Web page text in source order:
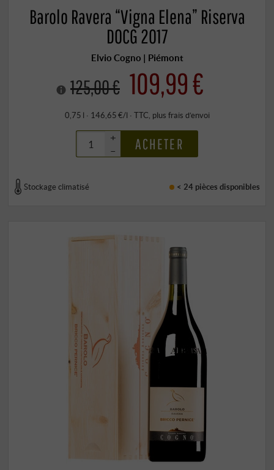
Barolo Ravera “Vigna Elena” Riserva
DOCG 2017
Elvio Cogno | Piémont
125,00 € 109,99 €
0,75 l · 146,65 €/l · TTC, plus frais d’envoi
+
–
ACHETER
Stockage climatisé < 24 pièces disponibles